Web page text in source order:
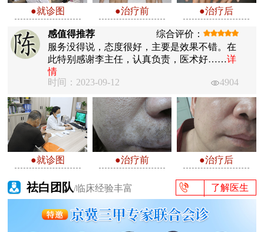
●就诊图 ●治疗前 ●治疗后
感值得推荐
综合评价：
服务没得说，态度很好，主要是效果不错。在
此特别感谢李主任，认真负责，医术好……详
情
时间：2023-09-12
4904
●就诊图 ●治疗前 ●治疗后
祛白团队/临床经验丰富 了解医生